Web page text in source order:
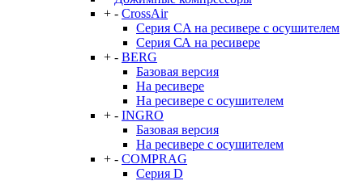
+ - CrossAir
Серия CA на ресивере с осушителем
Серия СА на ресивере
+ - BERG
Базовая версия
На ресивере
На ресивере с осушителем
+ - INGRO
Базовая версия
На ресивере с осушителем
+ - COMPRAG
Серия D